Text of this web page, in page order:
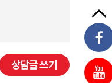
상담글 쓰기